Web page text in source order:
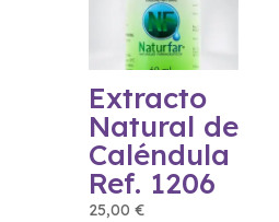
Extracto
Natural de
Caléndula
Ref. 1206
25,00 €